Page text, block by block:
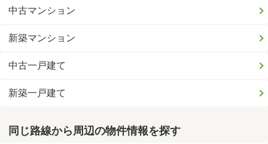
中古マンション
新築マンション
中古一戸建て
新築一戸建て
同じ路線から周辺の物件情報を探す